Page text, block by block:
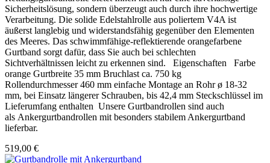
Sicherheitslösung, sondern überzeugt auch durch ihre hochwertige
Verarbeitung. Die solide Edelstahlrolle aus poliertem V4A ist
äußerst langlebig und widerstandsfähig gegenüber den Elementen
des Meeres. Das schwimmfähige-reflektierende orangefarbene
Gurtband sorgt dafür, dass Sie auch bei schlechten
Sichtverhältnissen leicht zu erkennen sind. Eigenschaften Farbe
orange Gurtbreite 35 mm Bruchlast ca. 750 kg
Rollendurchmesser 460 mm einfache Montage an Rohr ø 18-32
mm, bei Einsatz längerer Schrauben, bis 42,4 mm Steckschlüssel im
Lieferumfang enthalten Unsere Gurtbandrollen sind auch
als Ankergurtbandrollen mit besonders stabilem Ankergurtband
lieferbar.
519,00 €